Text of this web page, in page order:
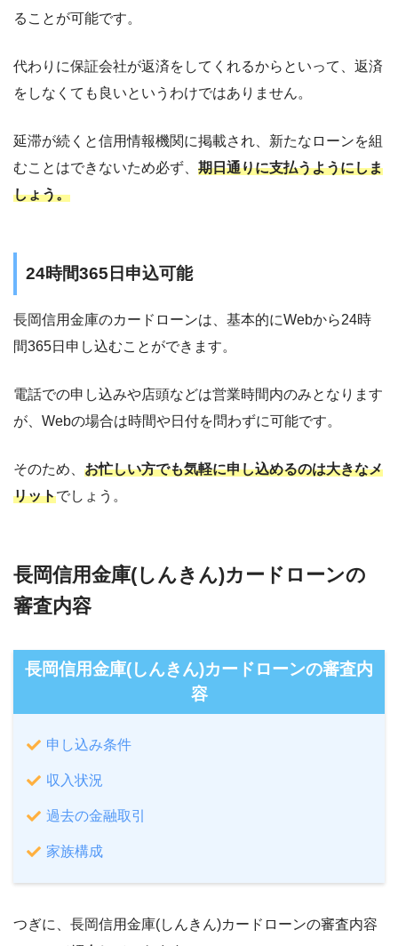
ることが可能です。
代わりに保証会社が返済をしてくれるからといって、返済
をしなくても良いというわけではありません。
延滞が続くと信用情報機関に掲載され、新たなローンを組
むことはできないため必ず、 期日通りに支払うようにしま
しょう。
24時間365日申込可能
長岡信用金庫のカードローンは、基本的にWebから24時
間365日申し込むことができます。
電話での申し込みや店頭などは営業時間内のみとなります
が、Webの場合は時間や日付を問わずに可能です。
そのため、 お忙しい方でも気軽に申し込めるのは大きなメ
リットでしょう。
長岡信用金庫(しんきん)カードローンの
審査内容
長岡信用金庫(しんきん)カードローンの審査内
容
申し込み条件
収入状況
過去の金融取引
家族構成
つぎに、長岡信用金庫(しんきん)カードローンの審査内容